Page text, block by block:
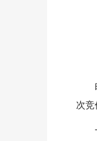
次竞